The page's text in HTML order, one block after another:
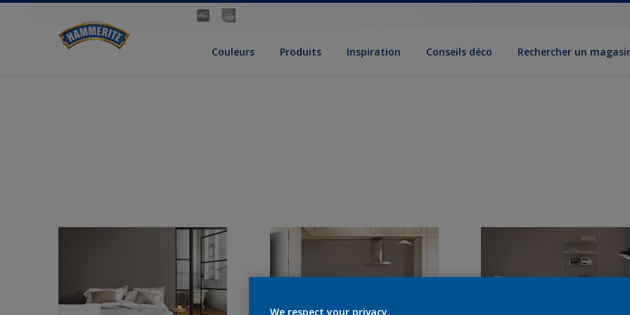
Couleurs Produits Inspiration Conseils déco Rechercher un
We respect your privacy.